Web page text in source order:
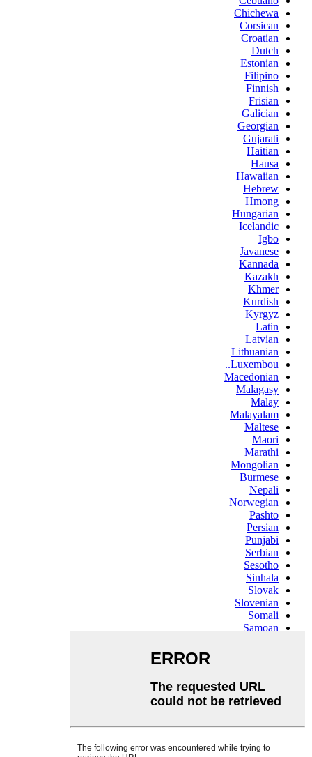
Chichewa
Corsican
Croatian
Dutch
Estonian
Filipino
Finnish
Frisian
Galician
Georgian
Gujarati
Haitian
Hausa
Hawaiian
Hebrew
Hmong
Hungarian
Icelandic
Igbo
Javanese
Kannada
Kazakh
Khmer
Kurdish
Kyrgyz
Latin
Latvian
Lithuanian
Luxembou..
Macedonian
Malagasy
Malay
Malayalam
Maltese
Maori
Marathi
Mongolian
Burmese
Nepali
Norwegian
Pashto
Persian
Punjabi
Serbian
Sesotho
Sinhala
Slovak
Slovenian
Somali
Samoan
Swahili
Tajik
Telugu
Ukrainian